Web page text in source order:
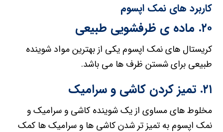
کاربرد های نمک اپسوم
۲۰. ماده ی ظرفشویی طبیعی
کریستال های نمک اپسوم یکی از بهترین مواد شوینده
طبیعی برای شستن ظرف ها می باشد.
۲۱. تمیز کردن کاشی و سرامیک
مخلوط های مساوی از یک شوینده کاشی و سرامیک و
نمک اپسوم به تمیز تر شدن کاشی ها و سرامیک ها کمک